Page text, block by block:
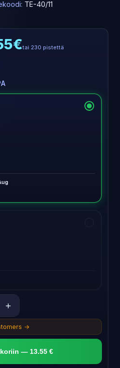
TE-40/11
tai 230 pistettä
+
→
— 13.55 €